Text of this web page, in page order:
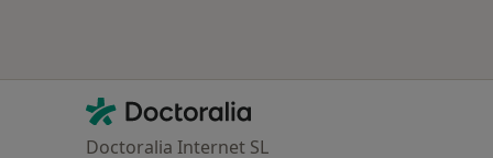
Contacto
Doctoralia - Página de inicio
Doctoralia Internet SL